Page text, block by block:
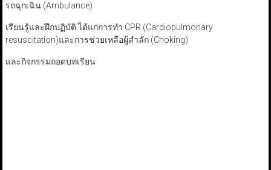
รถฉุกเฉิน (Ambulance)
เรียนรู้และฝึกปฏิบัติ ได้แก่การทำ CPR (Cardiopulmonary
resuscitation)และการช่วยเหลือผู้สำลัก (Choking)
และกิจกรรมถอดบทเรียน